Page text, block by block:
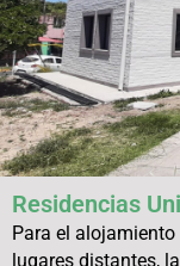
Residencias
Para el
lugares distantes,